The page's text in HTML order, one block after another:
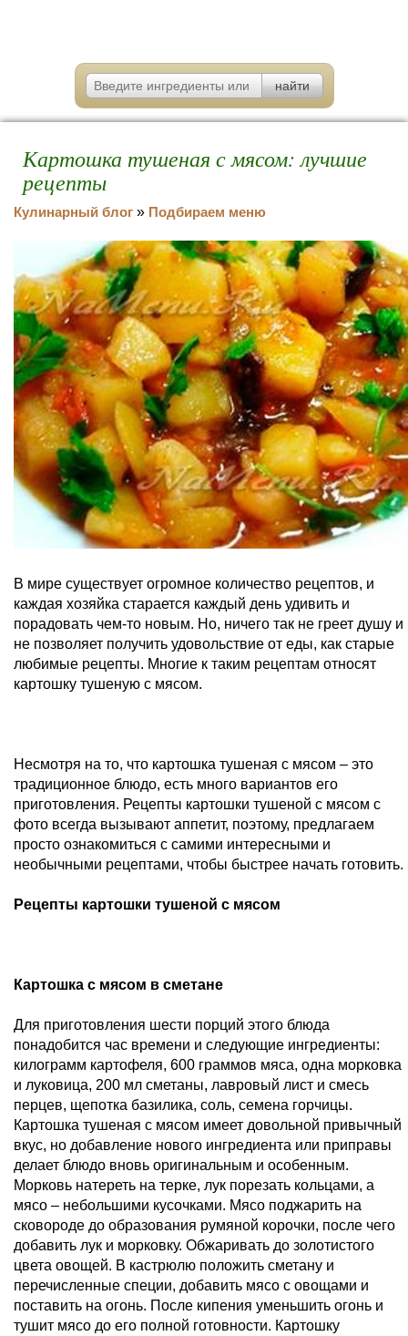
Картошка тушеная с мясом: лучшие
рецепты
Кулинарный блог » Подбираем меню
В мире существует огромное количество рецептов, и
каждая хозяйка старается каждый день удивить и
порадовать чем-то новым. Но, ничего так не греет душу и
не позволяет получить удовольствие от еды, как старые
любимые рецепты. Многие к таким рецептам относят
картошку тушеную с мясом.
Несмотря на то, что картошка тушеная с мясом – это
традиционное блюдо, есть много вариантов его
приготовления. Рецепты картошки тушеной с мясом с
фото всегда вызывают аппетит, поэтому, предлагаем
просто ознакомиться с самими интересными и
необычными рецептами, чтобы быстрее начать готовить.
Рецепты картошки тушеной с мясом
Картошка с мясом в сметане
Для приготовления шести порций этого блюда
понадобится час времени и следующие ингредиенты:
килограмм картофеля, 600 граммов мяса, одна морковка
и луковица, 200 мл сметаны, лавровый лист и смесь
перцев, щепотка базилика, соль, семена горчицы.
Картошка тушеная с мясом имеет довольной привычный
вкус, но добавление нового ингредиента или приправы
делает блюдо вновь оригинальным и особенным.
Морковь натереть на терке, лук порезать кольцами, а
мясо – небольшими кусочками. Мясо поджарить на
сковороде до образования румяной корочки, после чего
добавить лук и морковку. Обжаривать до золотистого
цвета овощей. В кастрюлю положить сметану и
перечисленные специи, добавить мясо с овощами и
поставить на огонь. После кипения уменьшить огонь и
тушит мясо до его полной готовности. Картошку